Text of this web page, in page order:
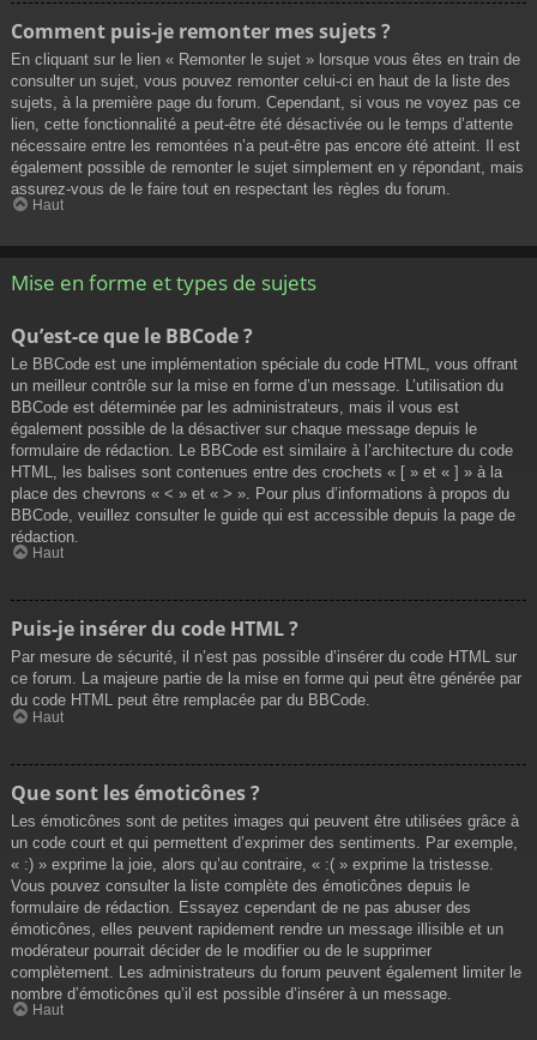
Comment puis-je remonter mes sujets ?
En cliquant sur le lien « Remonter le sujet » lorsque vous êtes en train de
consulter un sujet, vous pouvez remonter celui-ci en haut de la liste des
sujets, à la première page du forum. Cependant, si vous ne voyez pas ce
lien, cette fonctionnalité a peut-être été désactivée ou le temps d’attente
nécessaire entre les remontées n’a peut-être pas encore été atteint. Il est
également possible de remonter le sujet simplement en y répondant, mais
assurez-vous de le faire tout en respectant les règles du forum.
Haut
Mise en forme et types de sujets
Qu’est-ce que le BBCode ?
Le BBCode est une implémentation spéciale du code HTML, vous offrant
un meilleur contrôle sur la mise en forme d’un message. L’utilisation du
BBCode est déterminée par les administrateurs, mais il vous est
également possible de la désactiver sur chaque message depuis le
formulaire de rédaction. Le BBCode est similaire à l’architecture du code
HTML, les balises sont contenues entre des crochets « [ » et « ] » à la
place des chevrons « < » et « > ». Pour plus d’informations à propos du
BBCode, veuillez consulter le guide qui est accessible depuis la page de
rédaction.
Haut
Puis-je insérer du code HTML ?
Par mesure de sécurité, il n’est pas possible d’insérer du code HTML sur
ce forum. La majeure partie de la mise en forme qui peut être générée par
du code HTML peut être remplacée par du BBCode.
Haut
Que sont les émoticônes ?
Les émoticônes sont de petites images qui peuvent être utilisées grâce à
un code court et qui permettent d’exprimer des sentiments. Par exemple,
« :) » exprime la joie, alors qu’au contraire, « :( » exprime la tristesse.
Vous pouvez consulter la liste complète des émoticônes depuis le
formulaire de rédaction. Essayez cependant de ne pas abuser des
émoticônes, elles peuvent rapidement rendre un message illisible et un
modérateur pourrait décider de le modifier ou de le supprimer
complètement. Les administrateurs du forum peuvent également limiter le
nombre d’émoticônes qu’il est possible d’insérer à un message.
Haut